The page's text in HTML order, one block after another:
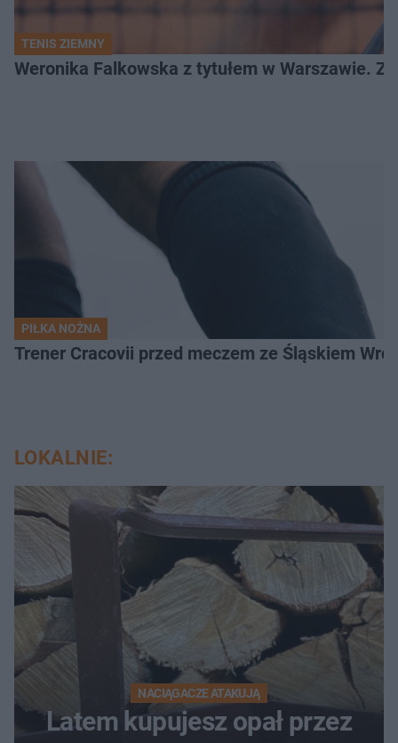
TENIS ZIEMNY
Weronika Falkowska z tytułem w Warszawie.
PIŁKA NOŻNA
Trener Cracovii przed meczem ze Śląskiem
LOKALNIE:
NACIĄGACZE ATAKUJĄ
Latem kupujesz opał przez